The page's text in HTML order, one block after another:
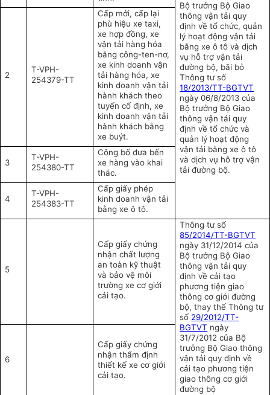
Bộ trưởng Bộ Giao
thông vận tải quy
định về tổ chức, quản
lý hoạt động vận tải
bằng xe ô tô và dịch
vụ hỗ trợ vận tải
đường bộ, bãi bỏ
Thông tư số
18/2013/TT-BGTVT
ngày 06/8/2013 của
Bộ trưởng Bộ Giao
thông vận tải quy
định về tổ chức và
quản lý hoạt động
vận tải bằng xe ô tô
và dịch vụ hỗ trợ vận
tải đường bộ.
2
T-VPH-
254379-TT
Cấp mới, cấp lại
phù hiệu xe taxi,
xe hợp đồng, xe
vận tải hàng hóa
bằng công-ten-nơ,
xe kinh doanh vận
tải hàng hóa, xe
kinh doanh vận tải
hành khách theo
tuyến cố định, xe
kinh doanh vận tải
hành khách bằng
xe buýt.
3
T-VPH-
254380-TT
Công bố đưa bến
xe hàng vào khai
thác.
4
T-VPH-
254383-TT
Cấp giấy phép
kinh doanh vận tải
bằng xe ô tô.
5
Cấp giấy chứng
nhận chất lượng
an toàn kỹ thuật
và bảo vệ môi
trường xe cơ giới
cải tạo.
Thông tư số
85/2014/TT-BGTVT
ngày 31/12/2014 của
Bộ trưởng Bộ Giao
thông vận tải quy
định về cải tạo
phương tiện giao
thông cơ giới đường
bộ, thay thế Thông tư
số 29/2012/TT-
BGTVT ngày
31/7/2012 của Bộ
trưởng Bộ Giao thông
vận tải quy định về
cải tạo phương tiện
giao thông cơ giới
đường bộ
6
Cấp giấy chứng
nhận thẩm định
thiết kế xe cơ giới
cải tạo.